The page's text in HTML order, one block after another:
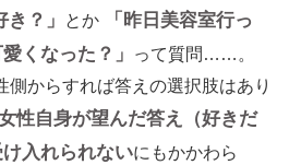
？」 とか
「昨日美容室行っ
くなった？」
って質問……。
側からすれば答えの選択肢はあり
性自身が望んだ答え（好きだ
入れられないにもかかわら